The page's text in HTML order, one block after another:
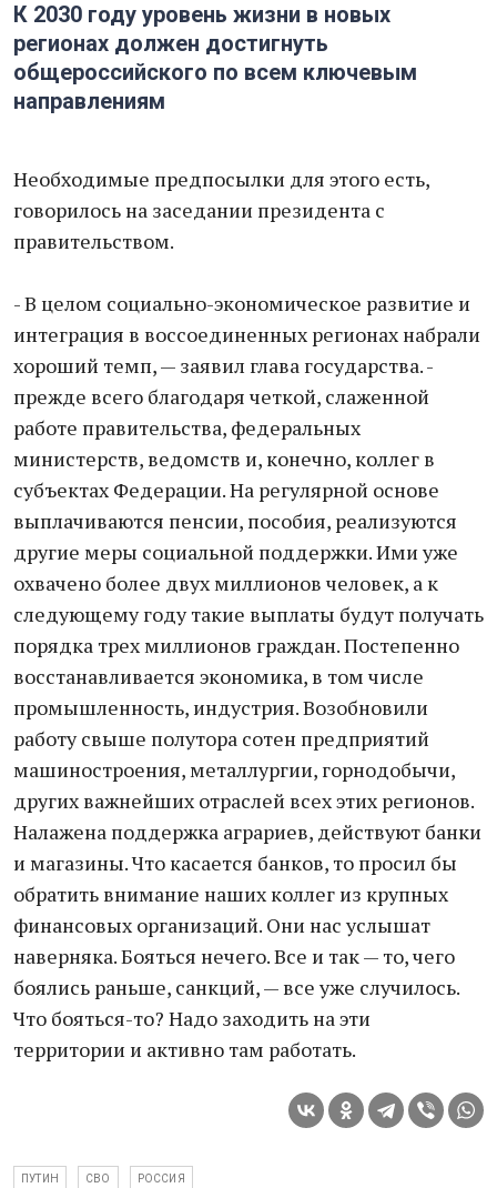
К 2030 году уровень жизни в новых
регионах должен достигнуть
общероссийского по всем ключевым
направлениям
Необходимые предпосылки для этого есть,
говорилось на заседании президента с
правительством.
- В целом социально-экономическое развитие и
интеграция в воссоединенных регионах набрали
хороший темп, — заявил глава государства. -
прежде всего благодаря четкой, слаженной
работе правительства, федеральных
министерств, ведомств и, конечно, коллег в
субъектах Федерации. На регулярной основе
выплачиваются пенсии, пособия, реализуются
другие меры социальной поддержки. Ими уже
охвачено более двух миллионов человек, а к
следующему году такие выплаты будут получать
порядка трех миллионов граждан. Постепенно
восстанавливается экономика, в том числе
промышленность, индустрия. Возобновили
работу свыше полутора сотен предприятий
машиностроения, металлургии, горнодобычи,
других важнейших отраслей всех этих регионов.
Налажена поддержка аграриев, действуют банки
и магазины. Что касается банков, то просил бы
обратить внимание наших коллег из крупных
финансовых организаций. Они нас услышат
наверняка. Бояться нечего. Все и так — то, чего
боялись раньше, санкций, — все уже случилось.
Что бояться-то? Надо заходить на эти
территории и активно там работать.
ПУТИН СВО РОССИЯ